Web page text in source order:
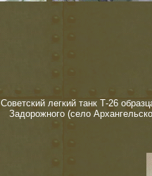
Советский легкий танк Т-26
Задорожного (село